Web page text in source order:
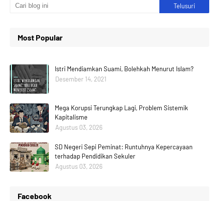
Most Popular
Istri Mendiamkan Suami, Bolehkah Menurut Islam?
Desember 14, 2021
Mega Korupsi Terungkap Lagi, Problem Sistemik
Kapitalisme
Agustus 03, 2026
SD Negeri Sepi Peminat: Runtuhnya Kepercayaan
terhadap Pendidikan Sekuler
Agustus 03, 2026
Facebook